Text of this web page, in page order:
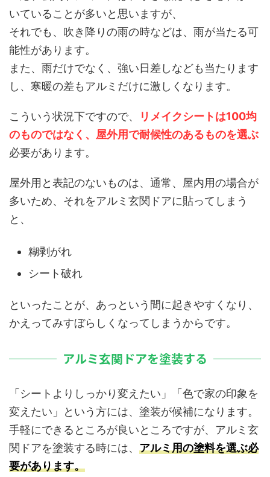
いていることが多いと思いますが、
それでも、吹き降りの雨の時などは、雨が当たる可
能性があります。
また、雨だけでなく、強い日差しなども当たります
し、寒暖の差もアルミだけに激しくなります。
こういう状況下ですので、
リメイクシートは100均
のものではなく、屋外用で耐候性のあるものを選ぶ
必要があります。
屋外用と表記のないものは、通常、屋内用の場合が
多いため、それをアルミ玄関ドアに貼ってしまう
と、
糊剥がれ
シート破れ
といったことが、あっという間に起きやすくなり、
かえってみすぼらしくなってしまうからです。
アルミ玄関ドアを塗装する
「シートよりしっかり変えたい」「色で家の印象を
変えたい」という方には、塗装が候補になります。
手軽にできるところが良いところですが、アルミ玄
関ドアを塗装する時には、 アルミ用の塗料を選ぶ必
要があります。